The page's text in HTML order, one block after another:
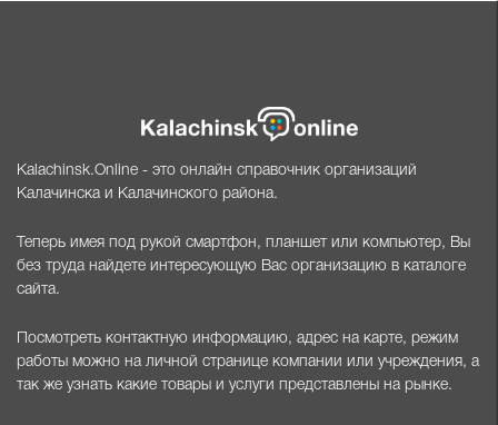
Kalachinsk.Online - это онлайн справочник организаций
Калачинска и Калачинского района.
Теперь имея под рукой смартфон, планшет или компьютер, Вы
без труда найдете интересующую Вас организацию в каталоге
сайта.
Посмотреть контактную информацию, адрес на карте, режим
работы можно на личной странице компании или учреждения, а
так же узнать какие товары и услуги представлены на рынке.